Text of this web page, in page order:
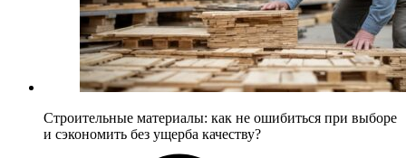
Строительные материалы: как не ошибиться при выборе
и сэкономить без ущерба качеству?